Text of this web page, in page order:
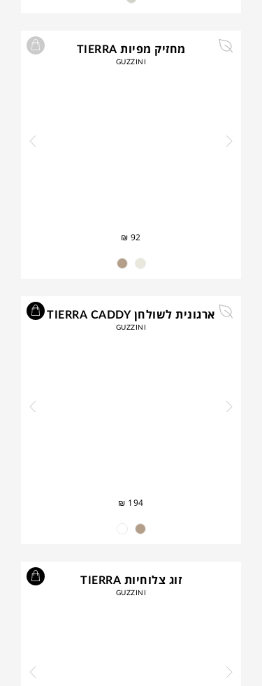
מחזיק מפיות TIERRA
GUZZINI
₪ 92
ארגונית לשולחן TIERRA CADDY
GUZZINI
₪ 194
זוג צלוחיות TIERRA
GUZZINI